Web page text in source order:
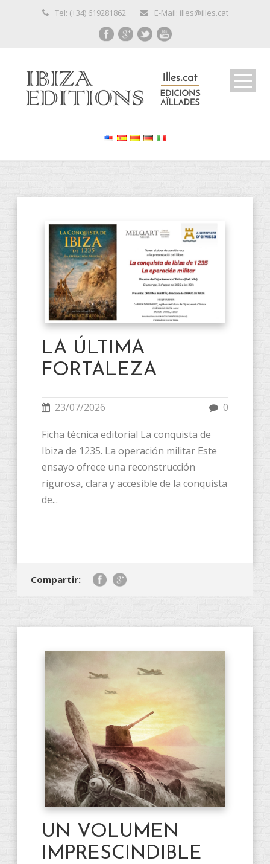
Tel: (+34) 619281862 E-Mail: illes@illes.cat
LA ÚLTIMA
FORTALEZA
23/07/2026 0
Ficha técnica editorial La conquista de
Ibiza de 1235. La operación militar Este
ensayo ofrece una reconstrucción
rigurosa, clara y accesible de la conquista
de...
Compartir:
UN VOLUMEN
IMPRESCINDIBLE